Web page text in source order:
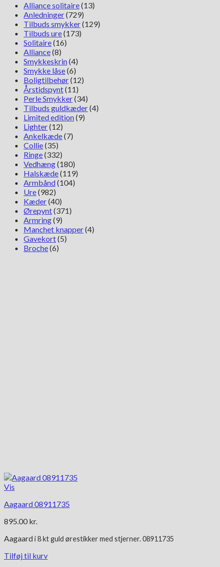
Alliance solitaire(13)
Anledninger(729)
Tilbuds smykker(129)
Tilbuds ure(173)
Solitaire(16)
Alliance(8)
Smykkeskrin(4)
Smykke låse(6)
Boligtilbehør(12)
Årstidspynt(11)
Perle Smykker(34)
Tilbuds guldkæder(4)
Limited edition(9)
Lighter(12)
Ankelkæde(7)
Collie(35)
Ringe(332)
Vedhæng(180)
Halskæde(119)
Armbånd(104)
Ure(982)
Kæder(40)
Ørepynt(371)
Armring(9)
Manchet knapper(4)
Gavekort(5)
Broche(6)
Vis
Aagaard 08911735
895.00 kr.
Aagaardi 8 kt guld ørestikker med stjerner. 08911735
Tilføj til kurv